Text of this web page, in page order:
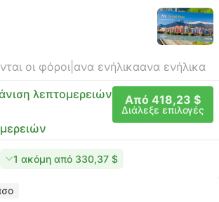
οι φόροι ανα ενήλικαανα ενήλικα
λεπτομερειών Από 418,23 $
Διάλεξε επιλογές
1 ακόμη από 330,37 $